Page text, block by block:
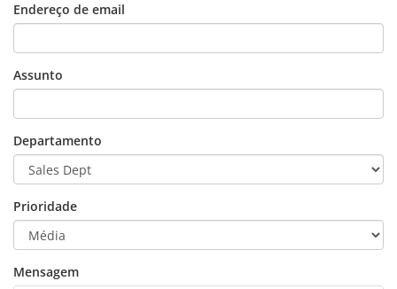
Endereço de email
Assunto
Departamento
Prioridade
Mensagem